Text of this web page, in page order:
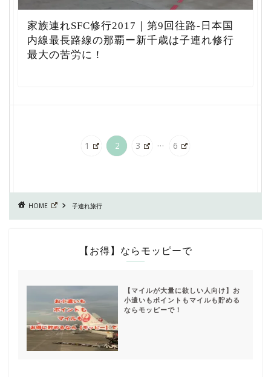
家族連れSFC修行2017｜第9回往路-日本国
内線最長路線の那覇ー新千歳は子連れ修行
最大の苦労に！
1 2 3 ... 6
HOME 子連れ旅行
【お得】ならモッピーで
【マイルが大量に欲しい人向け】お
小遣いもポイントもマイルも貯める
ならモッピーで！